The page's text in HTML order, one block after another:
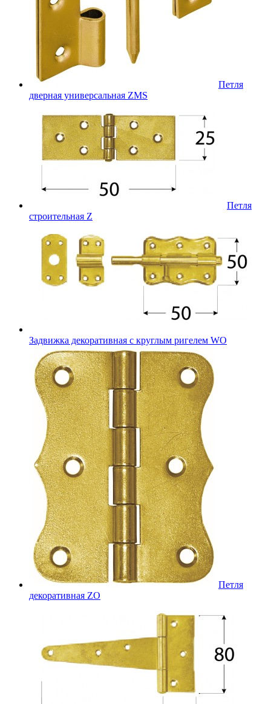
Петля
дверная универсальная ZMS
Петля
строительная Z
Задвижка декоративная с круглым ригелем WO
Петля
декоративная ZO